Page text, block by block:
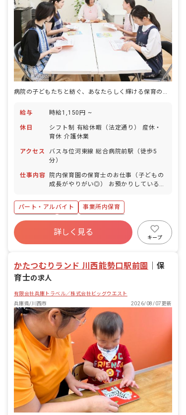
給与 時給1,150円 ~
休日
シフト制 有給休暇（法定通り） 産休・
育休 介護休業
アクセス
バス与位河東線 総合病院前駅（徒歩5
分）
仕事内容
院内保育園の保育士のお仕事（子どもの
成長がやりがい◎） お預かりしている子
食事・睡眠・排泄・清潔・衣類の着脱等
・集団生活を通じた社会性の装着 ・行事
の計画・実行、お知らせの作成
パート・アルバイト
事業所内保育
WEB面接OK
有給
福利厚生充実
産休育休制度
未経験歓迎
詳しく見る
キープ
かたつむりランド 川西能勢口駅前園
保
育士の求人
有限会社兵庫トラベル／株式会社ビッグウエスト
兵庫県/川西市
2026/08/07更新